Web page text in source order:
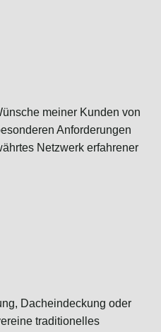
meiner Kunden von
Anforderungen
Netzwerk erfahrener
Dacheindeckung oder
traditionelles